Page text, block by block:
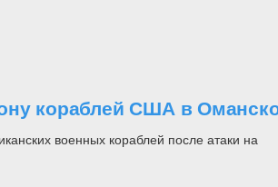
кораблей США в
военных кораблей после атаки на